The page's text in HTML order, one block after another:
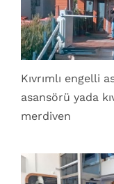
Kıvrımlı engelli
asansörü yada
merdiven